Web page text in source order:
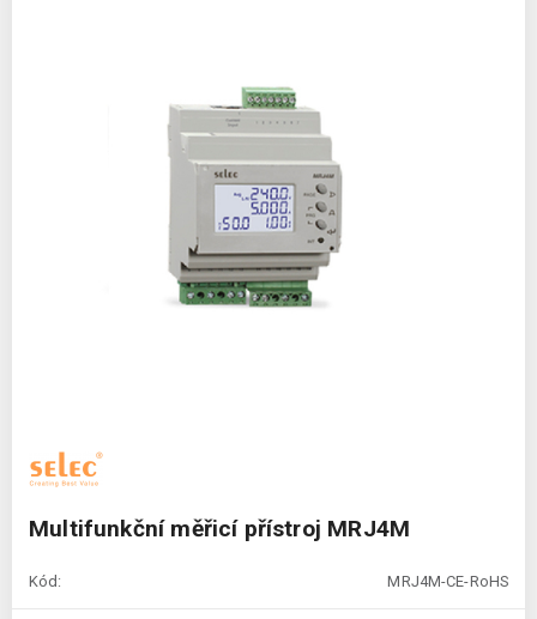
Multifunkční měřicí přístroj MRJ4M
Kód: MRJ4M-CE-RoHS